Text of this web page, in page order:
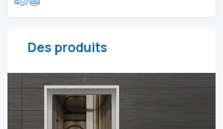
Des produits